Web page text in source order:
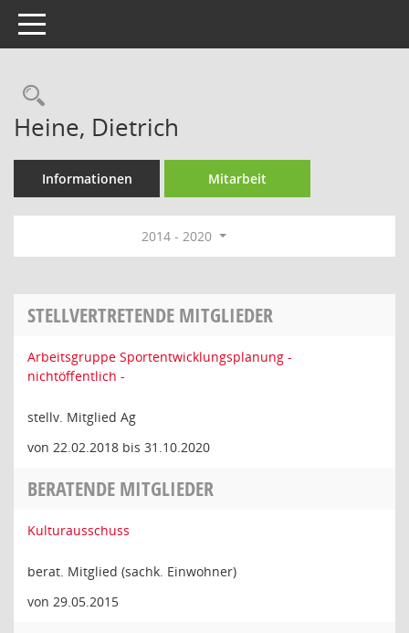
Toggle navigation
Rechercheauswahl
Heine, Dietrich
Informationen Mitarbeit
2014 - 2020
STELLVERTRETENDE MITGLIEDER
Arbeitsgruppe Sportentwicklungsplanung -
nichtöffentlich -
stellv. Mitglied Ag
von 22.02.2018 bis 31.10.2020
BERATENDE MITGLIEDER
Kulturausschuss
berat. Mitglied (sachk. Einwohner)
von 29.05.2015